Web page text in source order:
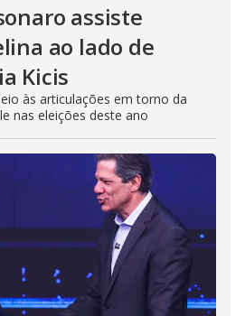
assiste
ao lado de
Kicis
às articulações em torno da
nas eleições deste ano